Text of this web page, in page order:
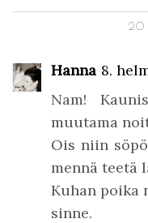
20
Hanna 8.
Nam!
muutama
Ois niin
mennä teetä
Kuhan poika
sinne.